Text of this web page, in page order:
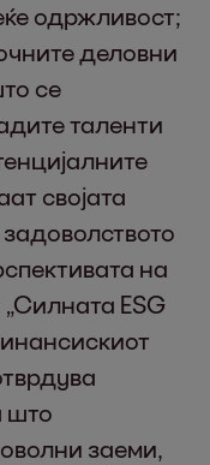
одржливост;
деловни
се
таленти
својата
на
ESG
што
заеми,